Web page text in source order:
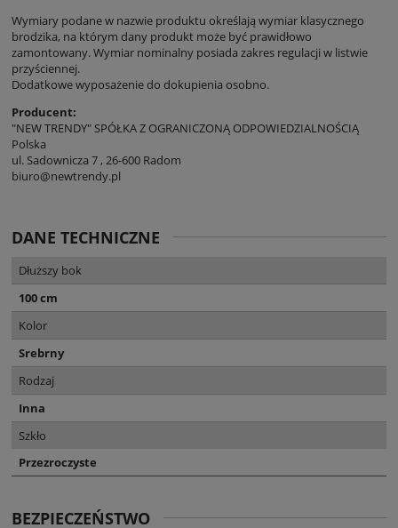
Wymiary podane w nazwie produktu określają wymiar klasycznego
brodzika, na którym dany produkt może być prawidłowo
zamontowany. Wymiar nominalny posiada zakres regulacji w listwie
przyściennej.
Dodatkowe wyposażenie do dokupienia osobno.
Producent:
"NEW TRENDY" SPÓŁKA Z OGRANICZONĄ ODPOWIEDZIALNOŚCIĄ
Polska
ul. Sadownicza 7 , 26-600 Radom
biuro@newtrendy.pl
DANE TECHNICZNE
Dłuższy bok
100 cm
Kolor
Srebrny
Rodzaj
Inna
Szkło
Przezroczyste
BEZPIECZEŃSTWO